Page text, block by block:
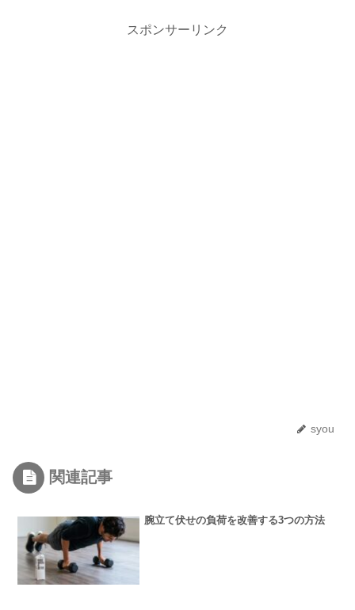
スポンサーリンク
syou
関連記事
腕立て伏せの負荷を改善する3つの方法